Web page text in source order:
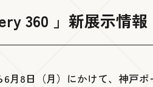
360 」新展示情報
6月8日（月）にかけて、神戸